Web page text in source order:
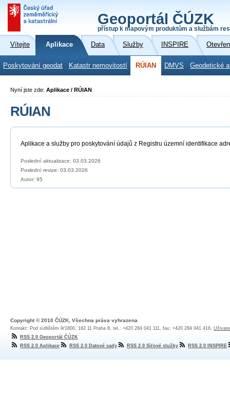
Geoportál ČÚZK
přístup k mapovým produktům a službám
Vítejte Aplikace Data Služby INSPIRE
Poskytování geodat Katastr nemovitostí RÚIAN DMVS Geodetické
Nyní jste zde: Aplikace / RÚIAN
RÚIAN
Aplikace a služby pro poskytování údajů z Registru územní identifikace
Poslední aktualizace: 03.03.2026
Poslední revize: 03.03.2026
Autor: 95
Copyright © 2010 ČÚZK, Všechna práva vyhrazena
Kontakt: Pod sídlištěm 9/1800, 182 11 Praha 8, tel.: +420 284 041 111, fax: +420 284 041 416,
RSS 2.0 Geoportál ČÚZK
RSS 2.0 Aplikace
RSS 2.0 Datové sady RSS 2.0 Síťové služby RSS 2.0 INSPIRE